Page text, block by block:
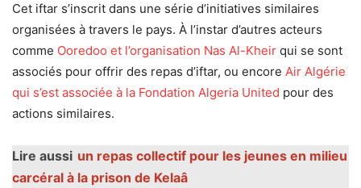
Cet iftar s’inscrit dans une série d’initiatives similaires
organisées à travers le pays. À l’instar d’autres acteurs
comme Ooredoo et l’organisation Nas Al-Kheir qui se sont
associés pour offrir des repas d’iftar, ou encore Air Algérie
qui s’est associée à la Fondation Algeria United pour des
actions similaires.
Lire aussi un repas collectif pour les jeunes en milieu
carcéral à la prison de Kelaâ